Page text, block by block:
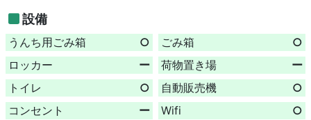
設備
うんち用ごみ箱 ○ ごみ箱
○
ロッカー
ー 荷物置き場
ー
トイレ
○ 自動販売機
○
コンセント
ー Wifi
○